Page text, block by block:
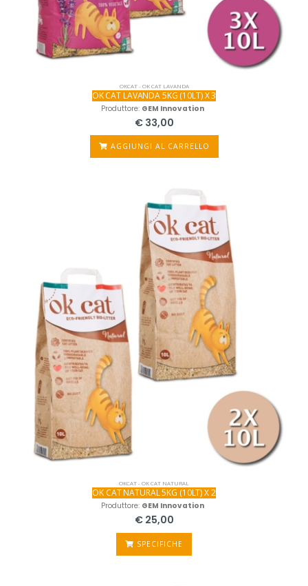
OKCAT - OK CAT LAVANDA
OK CAT LAVANDA 5KG (10LT) X 3
Produttore: GEM Innovation
€ 33,00
AGGIUNGI AL CARRELLO
OKCAT - OK CAT NATURAL
OK CAT NATURAL 5KG (10LT) X 2
Produttore: GEM Innovation
€ 25,00
SPECIFICHE